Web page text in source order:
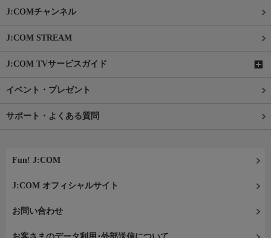
J:COMチャンネル
J:COM STREAM
J:COM TVサービスガイド
イベント・プレゼント
サポート・よくある質問
Fun! J:COM
J:COM オフィシャルサイト
お問い合わせ